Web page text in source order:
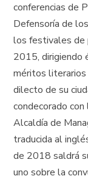
conferencias de
Defensoría de
los festivales de
2015, dirigiendo
méritos literarios
dilecto de su
condecorado
Alcaldía de
traducida al
de 2018 saldrá
uno sobre la